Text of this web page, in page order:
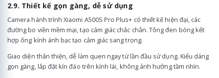
2.9. Thiết kế gọn gàng, dễ sử dụng
Camera hành trình Xiaomi A500S Pro Plus+ có thiết kế hiện đại, các
đường bo viền mềm mại, tạo cảm giác chắc chắn. Tông đen bóng kết
hợp ống kính ánh bạc tạo cảm giác sang trọng.
Giao diện thân thiện, dễ làm quen ngay từ lần đầu sử dụng. Kiểu dáng
gọn gàng, lắp đặt kín đáo trên kính lái, không ảnh hưởng tầm nhìn.